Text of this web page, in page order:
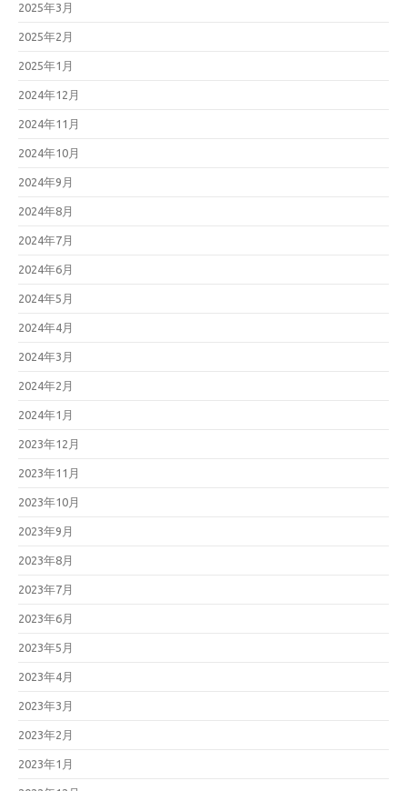
2025年3月
2025年2月
2025年1月
2024年12月
2024年11月
2024年10月
2024年9月
2024年8月
2024年7月
2024年6月
2024年5月
2024年4月
2024年3月
2024年2月
2024年1月
2023年12月
2023年11月
2023年10月
2023年9月
2023年8月
2023年7月
2023年6月
2023年5月
2023年4月
2023年3月
2023年2月
2023年1月